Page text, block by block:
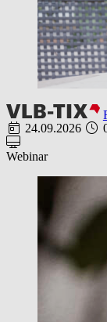
24.09.2026
Webinar